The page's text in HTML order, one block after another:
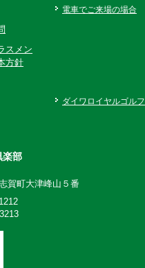
電車でご来場の場合
スメン
方針
ダイワロイヤルゴルフ
楽部
賀町大津峰山５番